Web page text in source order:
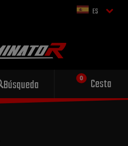
ES
Búsqueda Cesta
Escape deportivo
para tu motocicleta